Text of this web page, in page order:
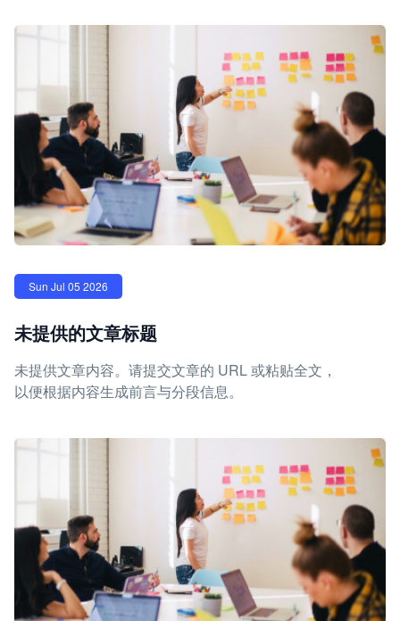
Sun Jul 05 2026
未提供的文章标题
未提供文章内容。请提交文章的 URL 或粘贴全文，
以便根据内容生成前言与分段信息。